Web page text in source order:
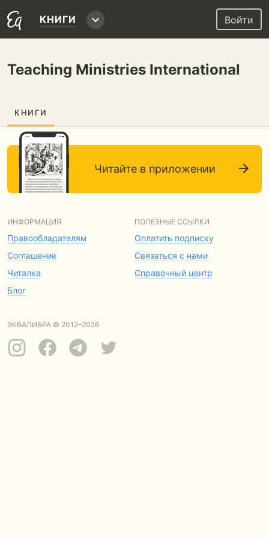
КНИГИ Войти
Teaching Ministries International
КНИГИ
Читайте в приложении
ИНФОРМАЦИЯ
Правообладателям
Соглашение
Читалка
Блог
ПОЛЕЗНЫЕ ССЫЛКИ
Оплатить подписку
Связаться с нами
Справочный центр
ЭКВАЛИБРА © 2012–2026